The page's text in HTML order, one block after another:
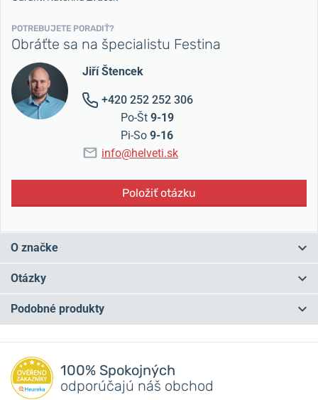
POTREBUJETE PORADIŤ?
Obráťte sa na špecialistu Festina
Jiří Štencek
+420 252 252 306
Po-Št 9-19
Pi-So 9-16
info@helveti.sk
Položiť otázku
O značke
značka vzniká.
španielsku nadvládu.
Švajčiarsku a nesie tak označenie Swiss made.
výrobcom hodiniek, ktorých dizajn nasleduje aktuálne módne
trendy.V Českej republike sa teší obzvlášť veľkej obľube.
Otázky
Máte otázku? Zanechajte nám komentár
Pridať dotaz
Podobné produkty
100% Spokojných
odporúčajú náš obchod